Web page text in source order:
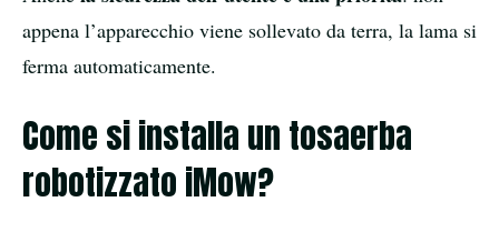
appena l’apparecchio viene sollevato da terra, la lama si
ferma automaticamente.
Come si installa un tosaerba
robotizzato iMow?